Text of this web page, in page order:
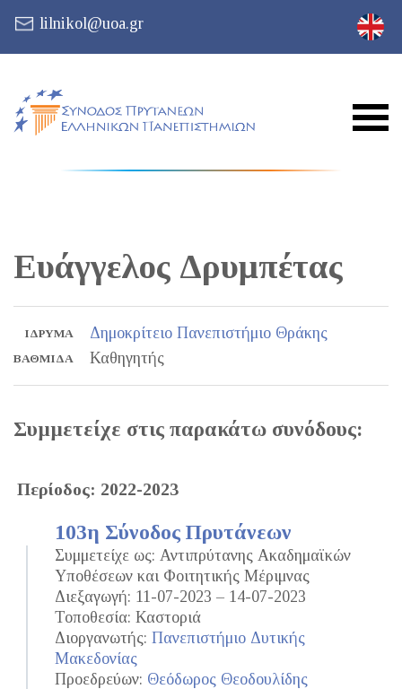
lilnikol@uoa.gr
Ευάγγελος Δρυμπέτας
ΊΔΡΥΜΑ Δημοκρίτειο Πανεπιστήμιο Θράκης
ΒΑΘΜΊΔΑ Καθηγητής
Συμμετείχε στις παρακάτω συνόδους:
Περίοδος: 2022-2023
103η Σύνοδος Πρυτάνεων
Συμμετείχε ως: Αντιπρύτανης Ακαδημαϊκών
Υποθέσεων και Φοιτητικής Μέριμνας
Διεξαγωγή: 11-07-2023 – 14-07-2023
Τοποθεσία: Καστοριά
Διοργανωτής: Πανεπιστήμιο Δυτικής
Μακεδονίας
Προεδρεύων: Θεόδωρος Θεοδουλίδης